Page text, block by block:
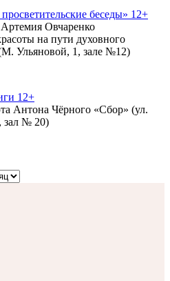
беседы» 12+
Овчаренко
на пути духовного
Ульяновой, 1, зале №12)
12+
Антона Чёрного «Сбор» (ул.
зал № 20)